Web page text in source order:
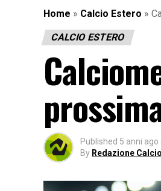
Home » Calcio Estero »
CALCIO ESTERO
Published 5 anni ago
By Redazione